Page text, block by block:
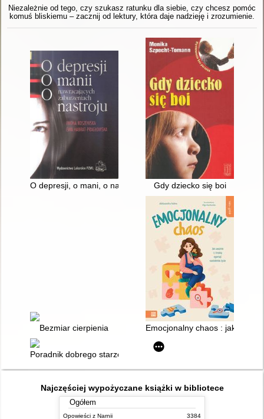
Niezależnie od tego, czy szukasz ratunku dla siebie, czy chcesz pomóc
komuś bliskiemu – zacznij od lektury, która daje nadzieję i zrozumienie.
O depresji, o mani, o nawracających zaburzeniach nastroju
Gdy dziecko się boi
Bezmiar cierpienia Emocjonalny chaos : jak
Poradnik dobrego starzenia się : jak sobie radzić z lękiem i
Najczęściej wypożyczane książki w bibliotece
Ogółem
Opowieści z Narnii
3384